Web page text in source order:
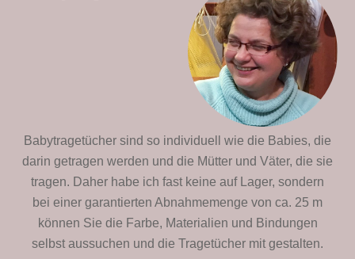
Babytragetücher sind so individuell wie die Babies, die
darin getragen werden und die Mütter und Väter, die sie
tragen. Daher habe ich fast keine auf Lager, sondern
bei einer garantierten Abnahmemenge von ca. 25 m
können Sie die Farbe, Materialien und Bindungen
selbst aussuchen und die Tragetücher mit gestalten.